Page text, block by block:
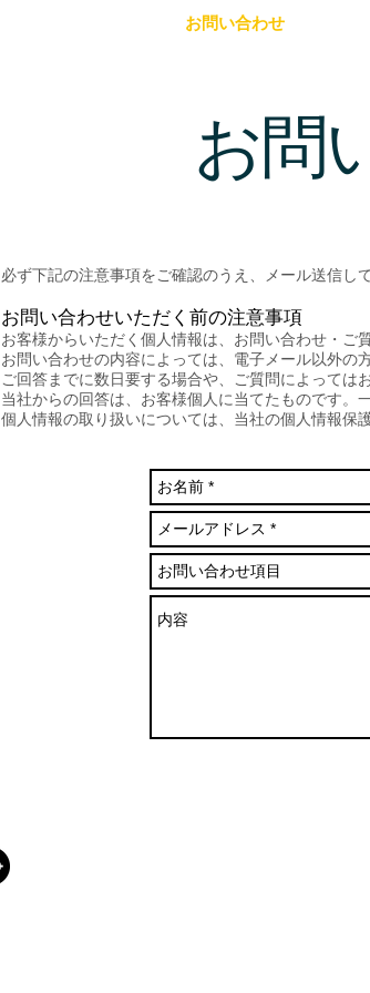
お問い合わせ
お問
必ず下記の注意事項をご確認のうえ、メール送信し
お問い合わせいただく前の注意事項
お客様からいただく個人情報は、お問い合わせ・ご
お問い合わせの内容によっては、電子メール以外の
ご回答までに数日要する場合や、ご質問によっては
当社からの回答は、お客様個人に当てたものです。
個人情報の取り扱いについては、当社の個人情報保